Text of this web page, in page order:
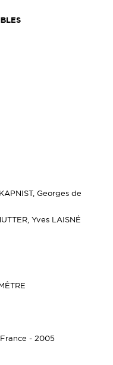
Georges de
Yves LAISNÉ
- 2005